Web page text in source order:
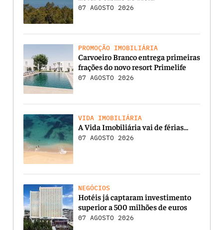
07 AGOSTO 2026
PROMOÇÃO IMOBILIÁRIA
Carvoeiro Branco entrega primeiras
frações do novo resort Primelife
07 AGOSTO 2026
VIDA IMOBILIÁRIA
A Vida Imobiliária vai de férias…
07 AGOSTO 2026
NEGÓCIOS
Hotéis já captaram investimento
superior a 500 milhões de euros
07 AGOSTO 2026